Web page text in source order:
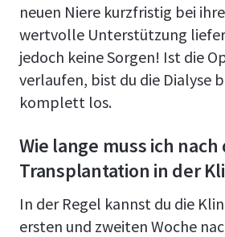
neuen Niere kurzfristig bei
wertvolle Unterstützung
jedoch keine Sorgen! Ist die
verlaufen, bist du die Dialyse
komplett los.
Wie lange muss ich nach
Transplantation in der
In der Regel kannst du die
ersten und zweiten Woche